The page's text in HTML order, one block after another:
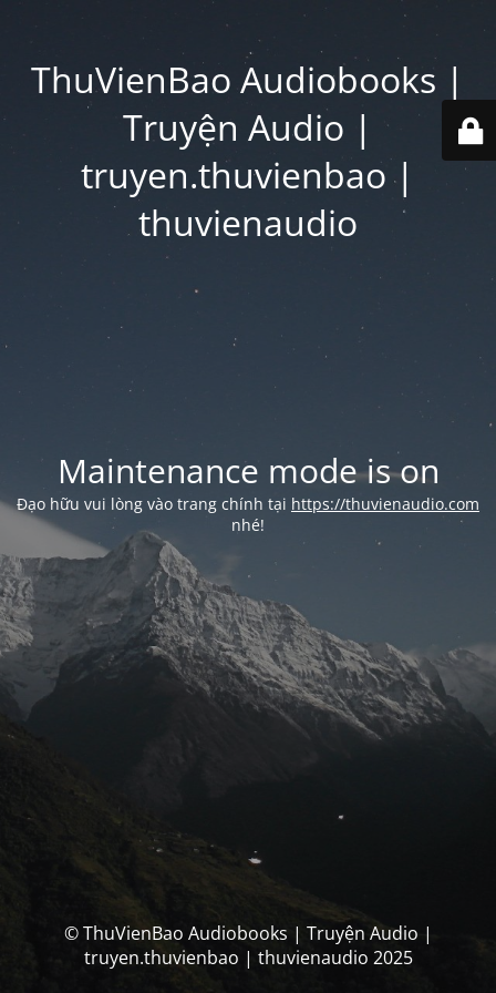
ThuVienBao Audiobooks |
Truyện Audio |
truyen.thuvienbao |
thuvienaudio
Maintenance mode is on
Đạo hữu vui lòng vào trang chính tại https://thuvienaudio.com
nhé!
© ThuVienBao Audiobooks | Truyện Audio |
truyen.thuvienbao | thuvienaudio 2025